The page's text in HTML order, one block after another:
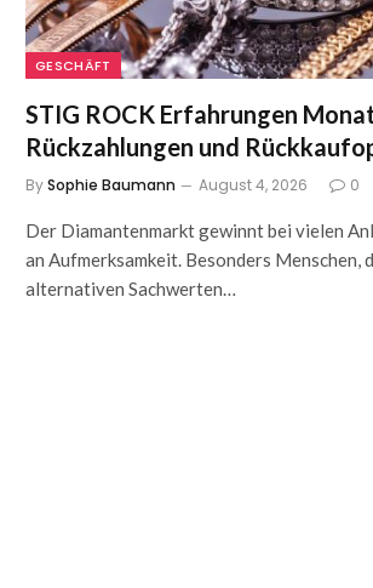
GESCHÄFT
STIG ROCK Erfahrungen
Rückzahlungen und
BySophie Baumann August 4, 2026 0
Der Diamantenmarkt gewinnt bei vielen
an Aufmerksamkeit. Besonders Menschen,
alternativen Sachwerten…